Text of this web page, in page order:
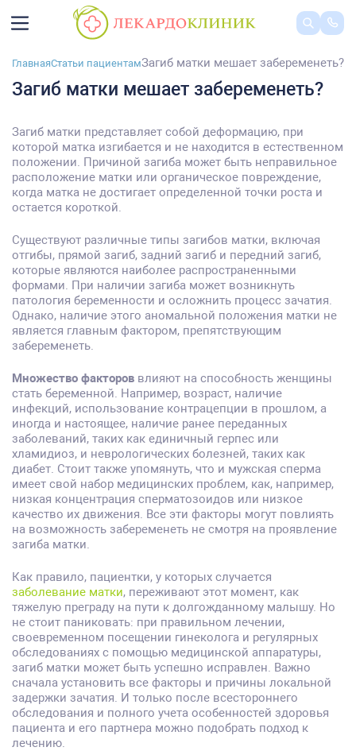
ГлавнаяСтатьи пациентамЗагиб матки мешает забеременеть?
Загиб матки мешает забеременеть?
Загиб матки представляет собой деформацию, при
которой матка изгибается и не находится в естественном
положении. Причиной загиба может быть неправильное
расположение матки или органическое повреждение,
когда матка не достигает определенной точки роста и
остается короткой.
Существуют различные типы загибов матки, включая
отгибы, прямой загиб, задний загиб и передний загиб,
которые являются наиболее распространенными
формами. При наличии загиба может возникнуть
патология беременности и осложнить процесс зачатия.
Однако, наличие этого аномальной положения матки не
является главным фактором, препятствующим
забеременеть.
Множество факторов влияют на способность женщины
стать беременной. Например, возраст, наличие
инфекций, использование контрацепции в прошлом, а
иногда и настоящее, наличие ранее переданных
заболеваний, таких как единичный герпес или
хламидиоз, и неврологических болезней, таких как
диабет. Стоит также упомянуть, что и мужская сперма
имеет свой набор медицинских проблем, как, например,
низкая концентрация сперматозоидов или низкое
качество их движения. Все эти факторы могут повлиять
на возможность забеременеть не смотря на проявление
загиба матки.
Как правило, пациентки, у которых случается
заболевание матки, переживают этот момент, как
тяжелую преграду на пути к долгожданному малышу. Но
не стоит паниковать: при правильном лечении,
своевременном посещении гинеколога и регулярных
обследованиях с помощью медицинской аппаратуры,
загиб матки может быть успешно исправлен. Важно
сначала установить все факторы и причины локальной
задержки зачатия. И только после всестороннего
обследования и полного учета особенностей здоровья
пациента и его партнера можно подобрать подход к
лечению.